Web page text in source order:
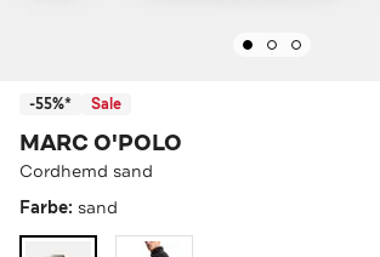
-55%* Sale
MARC O'POLO
Cordhemd sand
Farbe: sand